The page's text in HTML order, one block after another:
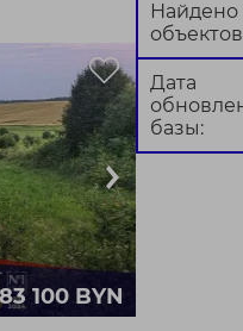
83 100 BYN
Найдено
Дата
базы: